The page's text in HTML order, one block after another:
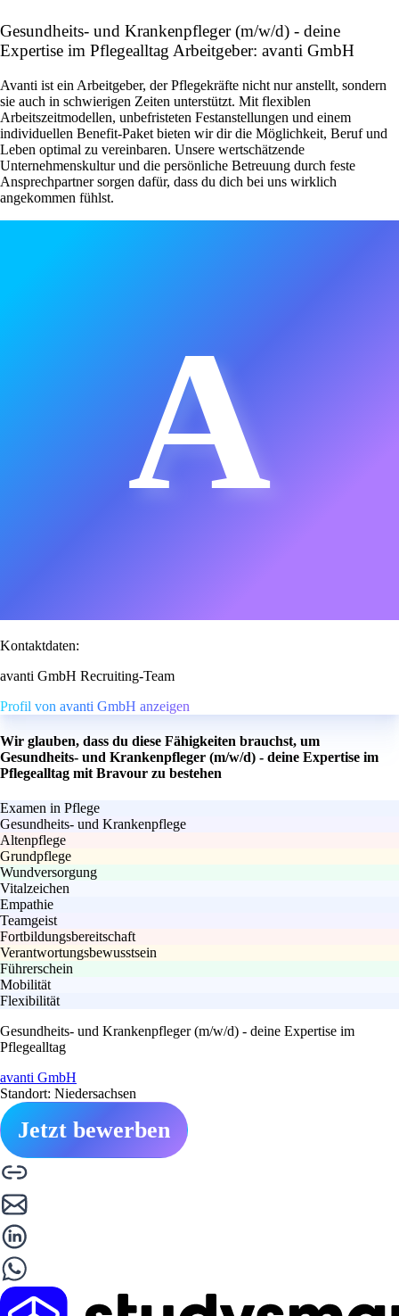
Gesundheits- und Krankenpfleger (m/w/d) - deine
Expertise im Pflegealltag Arbeitgeber: avanti GmbH
Avanti ist ein Arbeitgeber, der Pflegekräfte nicht nur anstellt, sondern
sie auch in schwierigen Zeiten unterstützt. Mit flexiblen
Arbeitszeitmodellen, unbefristeten Festanstellungen und einem
individuellen Benefit-Paket bieten wir dir die Möglichkeit, Beruf und
Leben optimal zu vereinbaren. Unsere wertschätzende
Unternehmenskultur und die persönliche Betreuung durch feste
Ansprechpartner sorgen dafür, dass du dich bei uns wirklich
angekommen fühlst.
A
Kontaktdaten:
avanti GmbH Recruiting-Team
Profil von avanti GmbH anzeigen
Wir glauben, dass du diese Fähigkeiten brauchst, um
Gesundheits- und Krankenpfleger (m/w/d) - deine Expertise im
Pflegealltag mit Bravour zu bestehen
Examen in Pflege
Gesundheits- und Krankenpflege
Altenpflege
Grundpflege
Wundversorgung
Vitalzeichen
Empathie
Teamgeist
Fortbildungsbereitschaft
Verantwortungsbewusstsein
Führerschein
Mobilität
Flexibilität
Gesundheits- und Krankenpfleger (m/w/d) - deine Expertise im
Pflegealltag
avanti GmbH
Standort: Niedersachsen
Jetzt bewerben